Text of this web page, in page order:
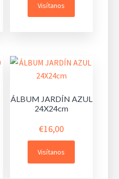
Visítanos
ÁLBUM JARDÍN AZUL
24X24cm
€16,00
Visítanos